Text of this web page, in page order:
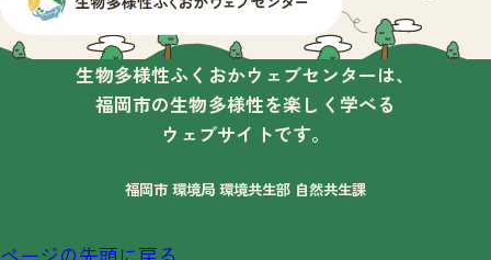
生物多様性ふくおかウェブセンターは、
福岡市の生物多様性を楽しく学べる
ウェブサイトです。
福岡市 環境局 環境共生部 自然共生課